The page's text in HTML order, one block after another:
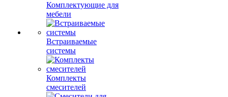
Комплектующие для
мебели
Встраиваемые
системы
Комплекты
смесителей